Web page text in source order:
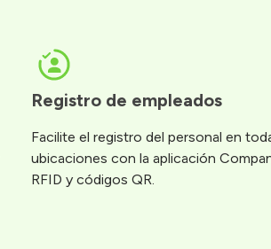
Registro de empleados
Facilite el registro del personal en
ubicaciones con la aplicación
RFID y códigos QR.